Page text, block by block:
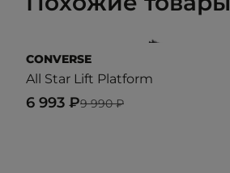
CONVERSE
All Star Lift Platform
9 990 ₽
6 993 ₽